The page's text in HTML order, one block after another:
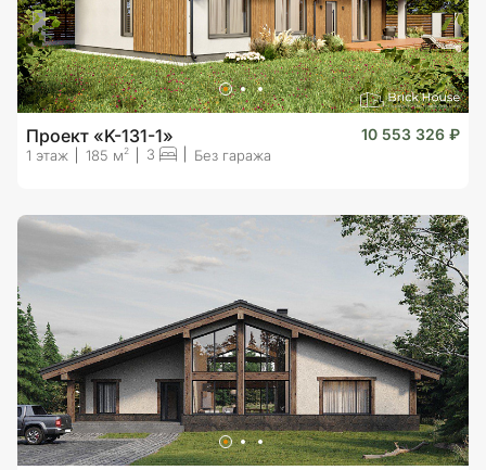
Проект «K-131-1» 10 553 326 ₽
1 этаж 185 м2 3 Без гаража